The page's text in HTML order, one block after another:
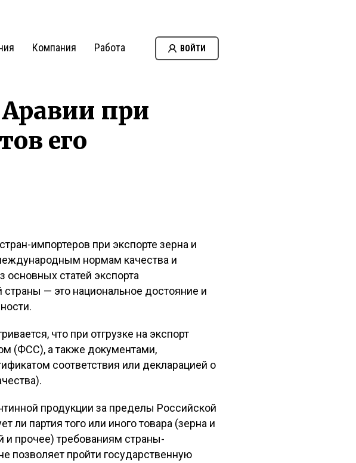
Компания Работа ВОЙТИ
при
его
импортеров при экспорте зерна и
нормам качества и
основных статей экспорта
— это национальное достояние и
что при отгрузке на экспорт
(ФСС), а также документами,
соответствия или декларацией о
продукции за пределы Российской
партия того или иного товара (зерна и
и прочее) требованиям страны-
позволяет пройти государственную